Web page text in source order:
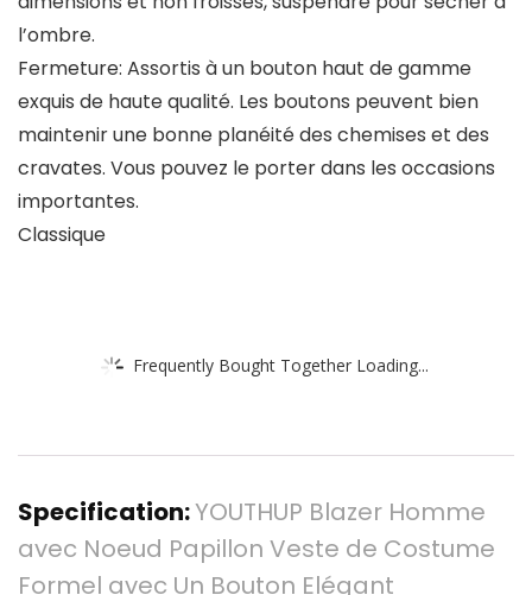
l’ombre.
Fermeture: Assortis à un bouton haut de gamme
exquis de haute qualité. Les boutons peuvent bien
maintenir une bonne planéité des chemises et des
cravates. Vous pouvez le porter dans les occasions
importantes.
Classique
Frequently Bought Together Loading...
Specification:YOUTHUP Blazer Homme
avec Noeud Papillon Veste de Costume
Formel avec Un Bouton Elégant